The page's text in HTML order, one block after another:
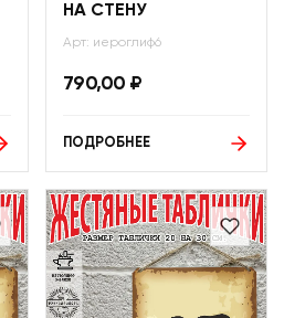
НА СТЕНУ
Арт: иероглиф6
790,00 ₽
ПОДРОБНЕЕ